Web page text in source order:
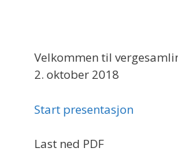
Velkommen til
2. oktober 2018
Start presentasjon
Last ned PDF